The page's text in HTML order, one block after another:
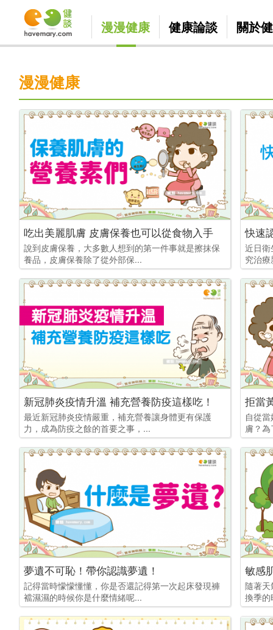
漫漫健康 健康論談 關於
漫漫健康
吃出美麗肌膚 皮膚保養也可以從食物入手
說到皮膚保養，大多數人想到的第一件事就是擦抹保
養品，皮膚保養除了從外部保...
快速
近日
究治
新冠肺炎疫情升溫 補充營養防疫這樣吃！
最近新冠肺炎疫情嚴重，補充營養讓身體更有保護
力，成為防疫之餘的首要之事，...
拒當
自從
膚？
夢遺不可恥！帶你認識夢遺！
記得當時懞懞懂懂，你是否還記得第一次起床發現褲
襠濕濕的時候你是什麼情緒呢...
隨著
換季